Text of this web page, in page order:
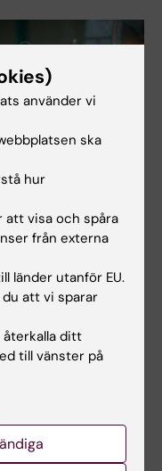
2026
kan
hos
för tidigt
behandling med
kan öka
använder vi
ska
hur
att visa och spåra
från externa
länder utanför EU.
att vi sparar
återkalla ditt
till vänster på